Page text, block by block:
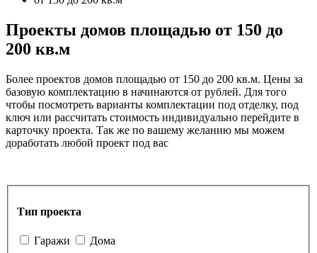
Проекты домов площадью от 150 до
200 кв.м
Более проектов домов площадью от 150 до 200 кв.м. Цены за
базовую комплектацию в начинаются от рублей. Для того
чтобы посмотреть варианты комплектации под отделку, под
ключ или рассчитать стоимость индивидуально перейдите в
карточку проекта. Так же по вашему желанию мы можем
доработать любой проект под вас
Тип проекта
Гаражи Дома